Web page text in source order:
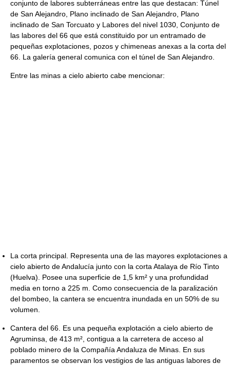
conjunto de labores subterráneas entre las que destacan: Túnel
de San Alejandro, Plano inclinado de San Alejandro, Plano
inclinado de San Torcuato y Labores del nivel 1030, Conjunto de
las labores del 66 que está constituido por un entramado de
pequeñas explotaciones, pozos y chimeneas anexas a la corta del
66. La galería general comunica con el túnel de San Alejandro.
Entre las minas a cielo abierto cabe mencionar:
La corta principal. Representa una de las mayores explotaciones a
cielo abierto de Andalucía junto con la corta Atalaya de Río Tinto
(Huelva). Posee una superficie de 1,5 km² y una profundidad
media en torno a 225 m. Como consecuencia de la paralización
del bombeo, la cantera se encuentra inundada en un 50% de su
volumen.
Cantera del 66. Es una pequeña explotación a cielo abierto de
Agruminsa, de 413 m², contigua a la carretera de acceso al
poblado minero de la Compañía Andaluza de Minas. En sus
paramentos se observan los vestigios de las antiguas labores de